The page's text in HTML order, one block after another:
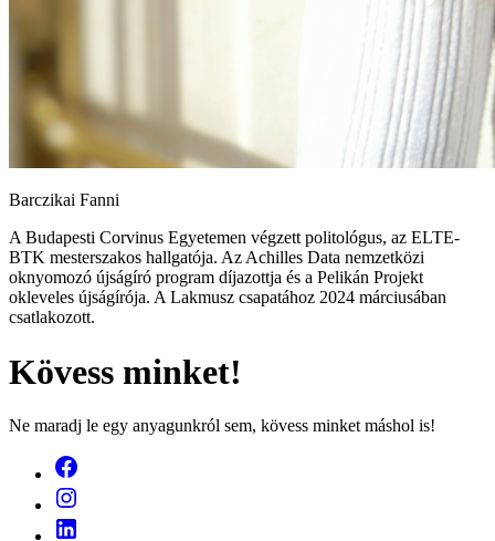
Barczikai Fanni
A Budapesti Corvinus Egyetemen végzett politológus, az ELTE-
BTK mesterszakos hallgatója. Az Achilles Data nemzetközi
oknyomozó újságíró program díjazottja és a Pelikán Projekt
okleveles újságírója. A Lakmusz csapatához 2024 márciusában
csatlakozott.
Kövess minket!
Ne maradj le egy anyagunkról sem, kövess minket máshol is!